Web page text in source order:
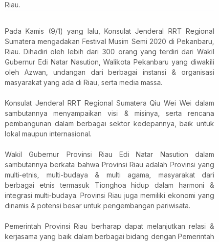
Riau.
Pada Kamis (9/1) yang lalu, Konsulat Jenderal RRT Regional
Sumatera mengadakan Festival Musim Semi 2020 di Pekanbaru,
Riau. Dihadiri oleh lebih dari 300 orang yang terdiri dari Wakil
Gubernur Edi Natar Nasution, Walikota Pekanbaru yang diwakili
oleh Azwan, undangan dari berbagai instansi & organisasi
masyarakat yang ada di Riau, serta media massa.
Konsulat Jenderal RRT Regional Sumatera Qiu Wei Wei dalam
sambutannya menyampaikan visi & misinya, serta rencana
pembangunan dalam berbagai sektor kedepannya, baik untuk
lokal maupun internasional.
Wakil Gubernur Provinsi Riau Edi Natar Nasution dalam
sambutannya berkata bahwa Provinsi Riau adalah Provinsi yang
multi-etnis, multi-budaya & multi agama, masyarakat dari
berbagai etnis termasuk Tionghoa hidup dalam harmoni &
integrasi multi-budaya. Provinsi Riau juga memiliki ekonomi yang
dinamis & potensi besar untuk pengembangan pariwisata.
Pemerintah Provinsi Riau berharap dapat melanjutkan relasi &
kerjasama yang baik dalam berbagai bidang dengan Pemerintah